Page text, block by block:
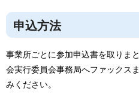
申込方法
事業所ごとに参加申込書を取りま
会実行委員会事務局へファックス
みください。